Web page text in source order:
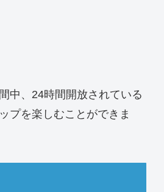
中、24時間開放されている
プを楽しむことができま